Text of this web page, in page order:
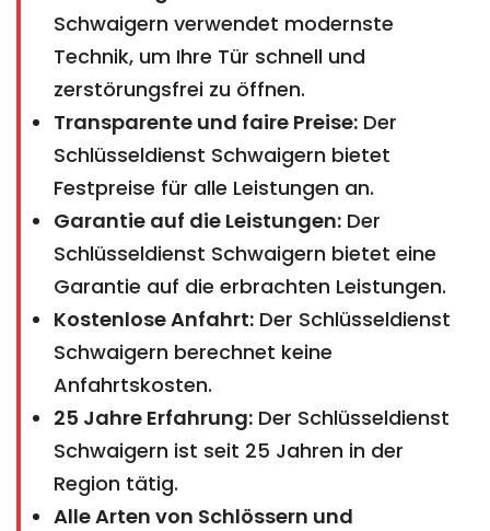
Schwaigern verwendet modernste
Technik, um Ihre Tür schnell und
zerstörungsfrei zu öffnen.
Transparente und faire Preise: Der
Schlüsseldienst Schwaigern bietet
Festpreise für alle Leistungen an.
Garantie auf die Leistungen: Der
Schlüsseldienst Schwaigern bietet eine
Garantie auf die erbrachten Leistungen.
Kostenlose Anfahrt: Der Schlüsseldienst
Schwaigern berechnet keine
Anfahrtskosten.
25 Jahre Erfahrung: Der Schlüsseldienst
Schwaigern ist seit 25 Jahren in der
Region tätig.
Alle Arten von Schlössern und